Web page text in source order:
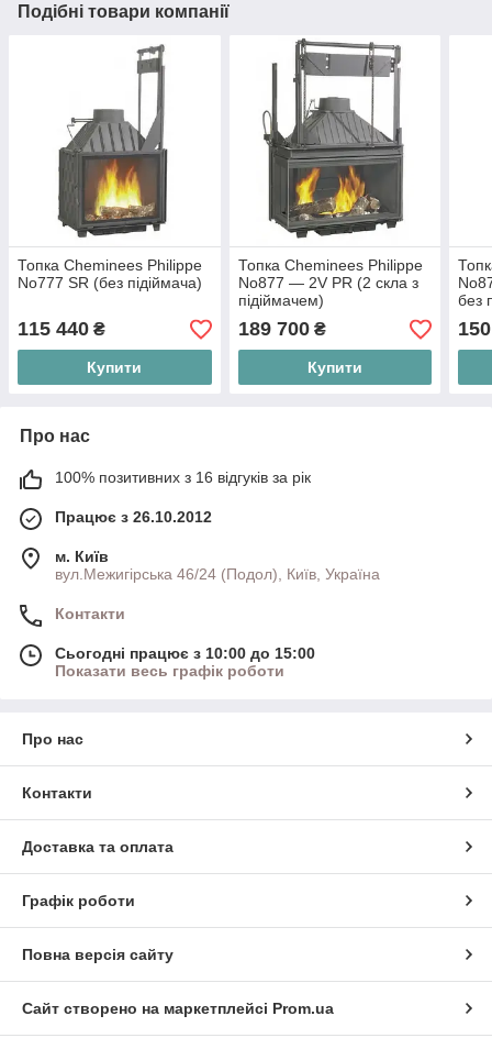
Подібні товари компанії
Топка Cheminees Philippe
No777 SR (без підіймача)
115 440 ₴
Купити
Топка Cheminees Philippe
No877 — 2V PR (2 скла з
підіймачем)
189 700₴
Купити
без
Про нас
100% позитивних з 16 відгуків за рік
Працює з 26.10.2012
м. Київ
вул.Межигірська 46/24 (Подол), Київ, Україна
Контакти
Сьогодні працює з 10:00 до 15:00
Показати весь графік роботи
Про нас
Контакти
Доставка та оплата
Графік роботи
Повна версія сайту
Сайт створено на маркетплейсі Prom.ua